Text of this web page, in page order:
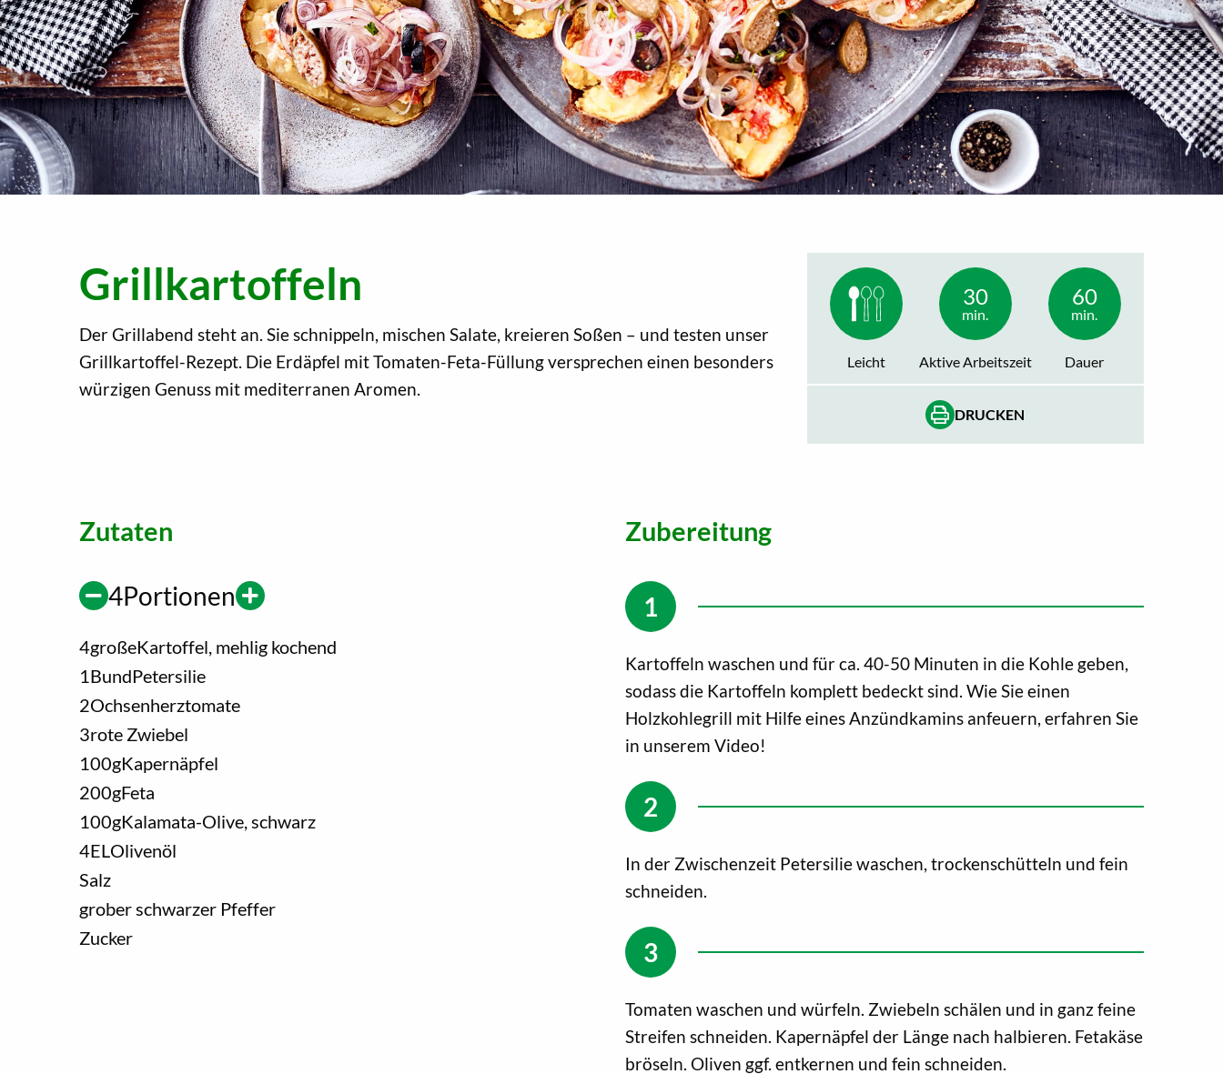
Grillkartoffeln
Der Grillabend steht an. Sie schnippeln, mischen Salate, kreieren Soßen – und testen unser
Grillkartoffel-Rezept. Die Erdäpfel mit Tomaten-Feta-Füllung versprechen einen besonders
würzigen Genuss mit mediterranen Aromen.
Leicht
30
min.
Aktive Arbeitszeit
60
min.
Dauer
DRUCKEN
Zutaten
4Portionen
4großeKartoffel, mehlig kochend
1 BundPetersilie
2Ochsenherztomate
3rote Zwiebel
100gKapernäpfel
200gFeta
100gKalamata-Olive, schwarz
4EL Olivenöl
Salz
grober schwarzer Pfeffer
Zucker
Zubereitung
Kartoffeln waschen und für ca. 40-50 Minuten in die Kohle geben,
sodass die Kartoffeln komplett bedeckt sind. Wie Sie einen
Holzkohlegrill mit Hilfe eines Anzündkamins anfeuern, erfahren Sie
in unserem Video!
In der Zwischenzeit Petersilie waschen, trockenschütteln und fein
schneiden.
Tomaten waschen und würfeln. Zwiebeln schälen und in ganz feine
Streifen schneiden. Kapernäpfel der Länge nach halbieren. Fetakäse
bröseln. Oliven ggf. entkernen und fein schneiden.